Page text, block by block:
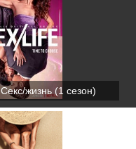
Секс/жизнь (1 сезон)